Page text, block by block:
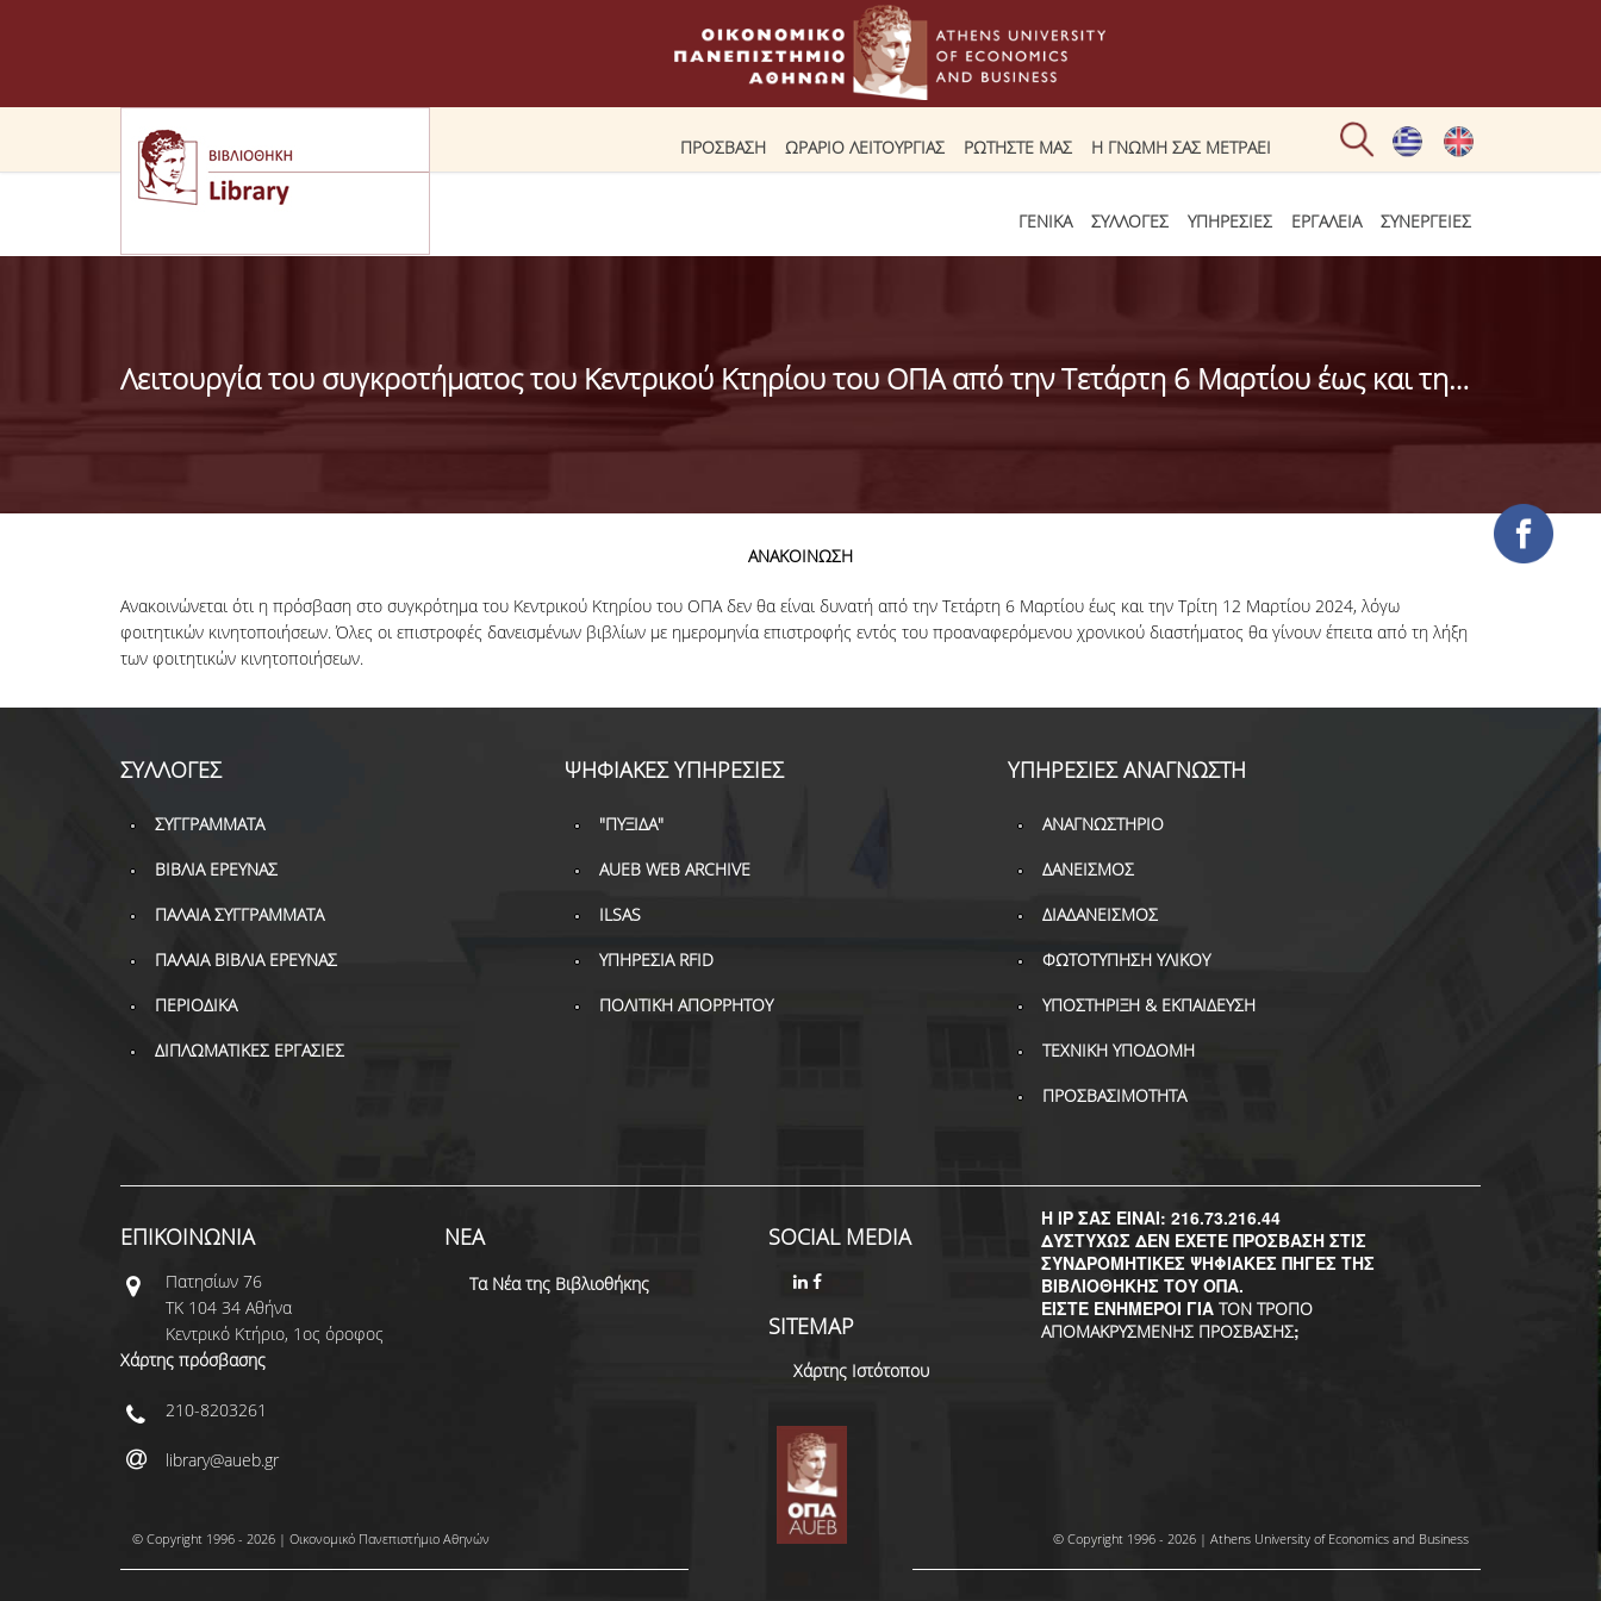
ΠΡΟΣΒΑΣΗ ΩΡΑΡΙΟ ΛΕΙΤΟΥΡΓΙΑΣ ΡΩΤΗΣΤΕ ΜΑΣ Η ΓΝΩΜΗ ΣΑΣ ΜΕΤΡΑΕΙ
ΓΕΝΙΚΑ ΣΥΛΛΟΓΕΣ ΥΠΗΡΕΣΙΕΣ ΕΡΓΑΛΕΙΑ ΣΥΝΕΡΓΕΙΕΣ
Λειτουργία του συγκροτήματος του Κεντρικού Κτηρίου του ΟΠΑ από την Τετάρτη 6 Μαρτίου έως και την Τρίτη 12 Μαρτίου 2024
ΑΝΑΚΟΙΝΩΣΗ
Ανακοινώνεται ότι η πρόσβαση στο συγκρότημα του Κεντρικού Κτηρίου του ΟΠΑ δεν θα είναι δυνατή από την Τετάρτη 6 Μαρτίου έως και την Τρίτη 12 Μαρτίου 2024, λόγω
φοιτητικών κινητοποιήσεων. Όλες οι επιστροφές δανεισμένων βιβλίων με ημερομηνία επιστροφής εντός του προαναφερόμενου χρονικού διαστήματος θα γίνουν έπειτα από τη λήξη
των φοιτητικών κινητοποιήσεων.
ΣΥΛΛΟΓΕΣ
ΣΥΓΓΡΑΜΜΑΤΑ
ΒΙΒΛΙΑ ΕΡΕΥΝΑΣ
ΠΑΛΑΙΑ ΣΥΓΓΡΑΜΜΑΤΑ
ΠΑΛΑΙΑ ΒΙΒΛΙΑ ΕΡΕΥΝΑΣ
ΠΕΡΙΟΔΙΚΑ
ΔΙΠΛΩΜΑΤΙΚΕΣ ΕΡΓΑΣΙΕΣ
ΨΗΦΙΑΚΕΣ ΥΠΗΡΕΣΙΕΣ
"ΠΥΞΙΔΑ"
AUEB WEB ARCHIVE
ILSAS
ΥΠΗΡΕΣΙΑ RFID
ΠΟΛΙΤΙΚΗ ΑΠΟΡΡΗΤΟΥ
ΥΠΗΡΕΣΙΕΣ ΑΝΑΓΝΩΣΤΗ
ΑΝΑΓΝΩΣΤΗΡΙΟ
ΔΑΝΕΙΣΜΟΣ
ΔΙΑΔΑΝΕΙΣΜΟΣ
ΦΩΤΟΤΥΠΗΣΗ ΥΛΙΚΟΥ
ΥΠΟΣΤΗΡΙΞΗ & ΕΚΠΑΙΔΕΥΣΗ
ΤΕΧΝΙΚΗ ΥΠΟΔΟΜΗ
ΠΡΟΣΒΑΣΙΜΟΤΗΤΑ
Η IP ΣΑΣ ΕΙΝΑΙ: 216.73.216.44
ΔΥΣΤΥΧΩΣ ΔΕΝ ΕΧΕΤΕ ΠΡΟΣΒΑΣΗ ΣΤΙΣ
ΣΥΝΔΡΟΜΗΤΙΚΕΣ ΨΗΦΙΑΚΕΣ ΠΗΓΕΣ ΤΗΣ
ΒΙΒΛΙΟΘΗΚΗΣ ΤΟΥ ΟΠΑ.
ΕΙΣΤΕ ΕΝΗΜΕΡΟΙ ΓΙΑ ΤΟΝ ΤΡΟΠΟ
ΑΠΟΜΑΚΡΥΣΜΕΝΗΣ ΠΡΟΣΒΑΣΗΣ;
ΕΠΙΚΟΙΝΩΝΙΑ
Πατησίων 76
ΤΚ 104 34 Αθήνα
Κεντρικό Κτήριο, 1ος όροφος
Χάρτης πρόσβασης
210-8203261
library@aueb.gr
ΝΕΑ
Τα Νέα της Βιβλιοθήκης
SOCIAL MEDIA
SITEMAP
Χάρτης Ιστότοπου
© Copyright 1996 - 2026 | Οικονομικό Πανεπιστήμιο Αθηνών © Copyright 1996 - 2026 | Athens University of Economics and Business